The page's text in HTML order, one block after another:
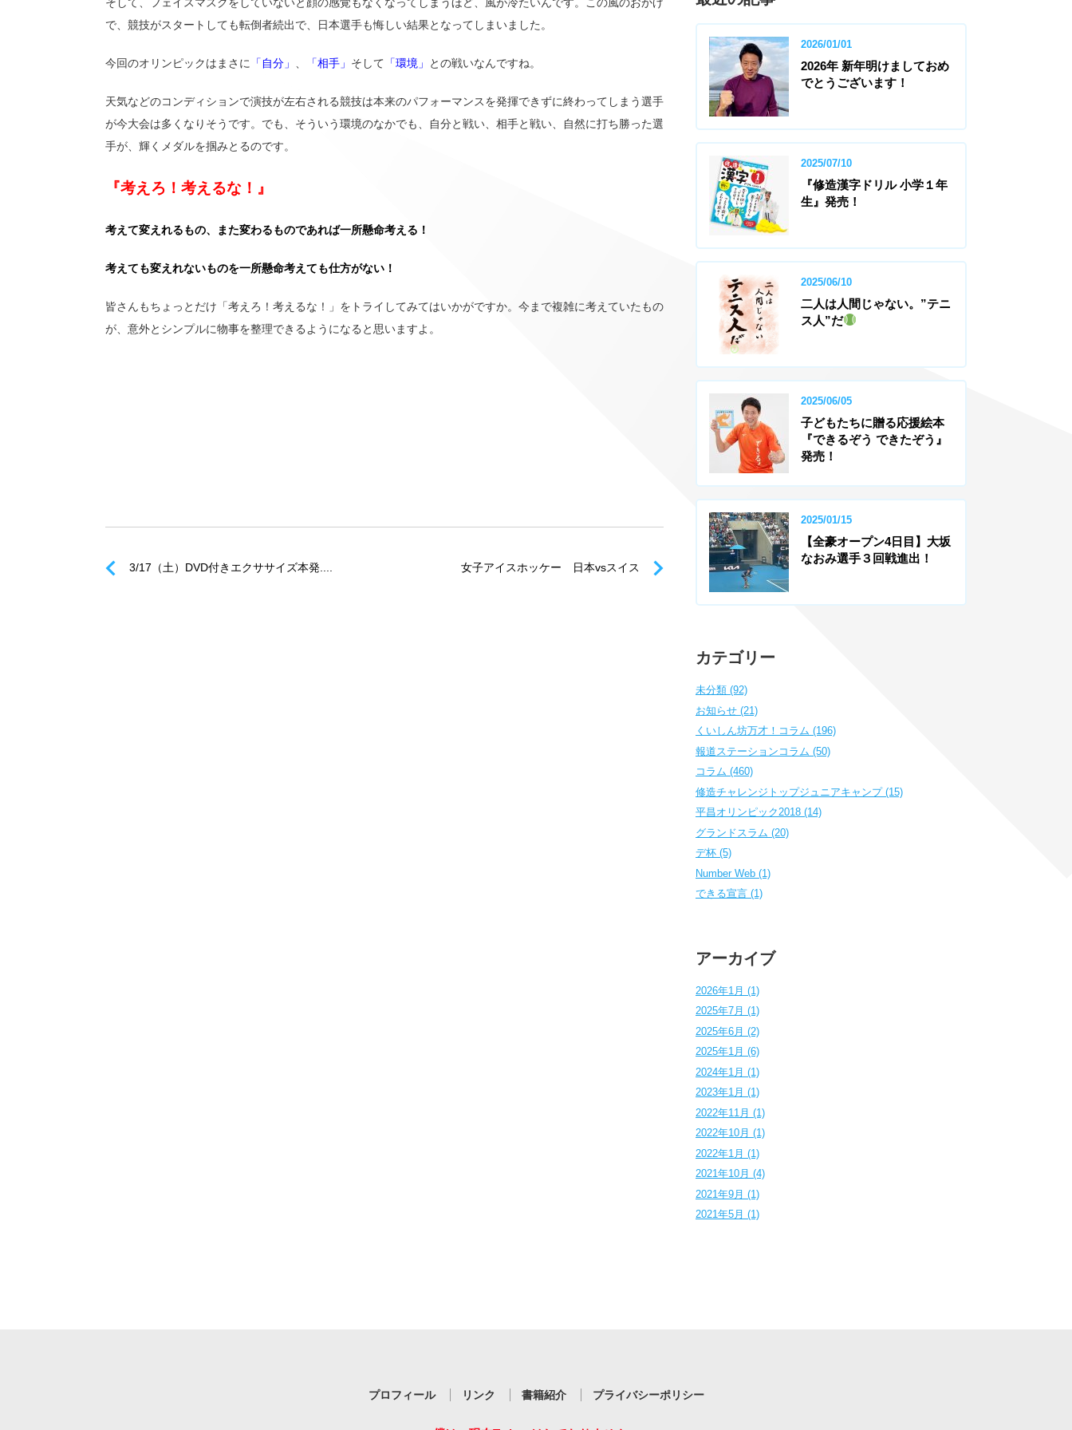
で、競技がスタートしても転倒者続出で、日本選手も悔しい結果となってしまいました。
今回のオリンピックはまさに 「自分」 「相手」 そして 「環境」 との戦いなんですね。
天気などのコンディションで演技が左右される競技は本来のパフォーマンスを発揮できずに終わってしまう選手
が今大会は多くなりそうです。でも、そういう環境のなかでも、自分と戦い、相手と戦い、自然に打ち勝った選
手が、輝くメダルを掴みとるのです。
『考えろ！考えるな！』
考えて変えれるもの、また変わるものであれば一所懸命考える！
考えても変えれないものを一所懸命考えても仕方がない！
皆さんもちょっとだけ「考えろ！考えるな！」をトライしてみてはいかがですか。今まで複雑に考えていたもの
が、意外とシンプルに物事を整理できるようになると思いますよ。
3/17（土）DVD付きエクササイズ本発.... 女子アイスホッケー 日本vsスイス
2026/01/01
2026年 新年明けましておめ
でとうございます！
2025/07/10
『修造漢字ドリル 小学１年
生』発売！
2025/06/10
二人は人間じゃない。”テニ
ス人”だ
2025/06/05
子どもたちに贈る応援絵本
『できるぞう できたぞう』
発売！
2025/01/15
【全豪オープン4日目】大坂
なおみ選手３回戦進出！
カテゴリー
未分類 (92)
お知らせ (21)
くいしん坊万才！コラム (196)
報道ステーションコラム (50)
コラム (460)
修造チャレンジトップジュニアキャンプ (15)
平昌オリンピック2018 (14)
グランドスラム (20)
デ杯 (5)
Number Web (1)
できる宣言 (1)
アーカイブ
2026年1月 (1)
2025年7月 (1)
2025年6月 (2)
2025年1月 (6)
2024年1月 (1)
2023年1月 (1)
2022年11月 (1)
2022年10月 (1)
2022年1月 (1)
2021年10月 (4)
2021年9月 (1)
2021年5月 (1)
プロフィール リンク 書籍紹介 プライバシーポリシー